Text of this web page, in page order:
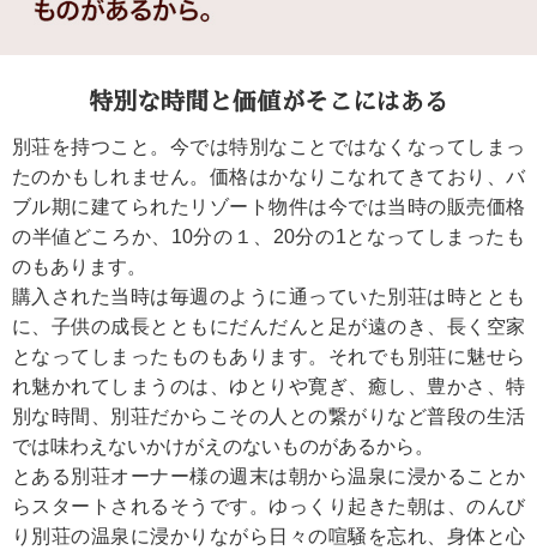
特別な時間と価値がそこにはある
別荘を持つこと。今では特別なことではなくなってしまっ
たのかもしれません。価格はかなりこなれてきており、バ
ブル期に建てられたリゾート物件は今では当時の販売価格
の半値どころか、10分の１、20分の1となってしまったも
のもあります。
購入された当時は毎週のように通っていた別荘は時ととも
に、子供の成長とともにだんだんと足が遠のき、長く空家
となってしまったものもあります。それでも別荘に魅せら
れ魅かれてしまうのは、ゆとりや寛ぎ、癒し、豊かさ、特
別な時間、別荘だからこその人との繋がりなど普段の生活
では味わえないかけがえのないものがあるから。
とある別荘オーナー様の週末は朝から温泉に浸かることか
らスタートされるそうです。ゆっくり起きた朝は、のんび
り別荘の温泉に浸かりながら日々の喧騒を忘れ、身体と心